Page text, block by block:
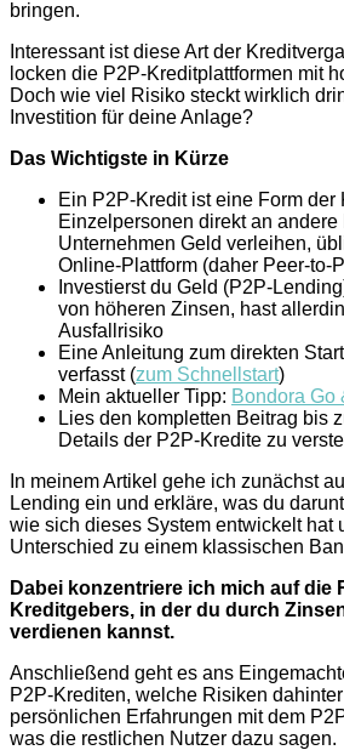
bringen.
Interessant ist diese Art der
locken die P2P-Kreditplattformen mit
Doch wie viel Risiko steckt wirklich
Investition für deine Anlage?
Das Wichtigste in Kürze
Ein P2P-Kredit ist eine Form der
Einzelpersonen direkt an
Unternehmen Geld verleihen,
Online-Plattform (daher Peer-to-
Investierst du Geld (P2P-
von höheren Zinsen, hast
Ausfallrisiko
Eine Anleitung zum direkten
verfasst (zum Schnellstart)
Mein aktueller Tipp: Bondora Go
Lies den kompletten Beitrag bis
Details der P2P-Kredite zu
In meinem Artikel gehe ich zunächst
Lending ein und erkläre, was du
wie sich dieses System entwickelt hat
Unterschied zu einem klassischen
Dabei konzentriere ich mich auf die
Kreditgebers, in der du durch
verdienen kannst.
Anschließend geht es ans
P2P-Krediten, welche Risiken
persönlichen Erfahrungen mit dem
was die restlichen Nutzer dazu sagen.